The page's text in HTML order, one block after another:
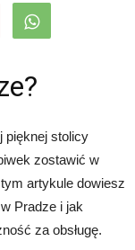
pięknej stolicy
zostawić w
artykule dowiesz
Pradze i jak
za obsługę.